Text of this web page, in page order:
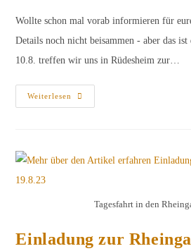
Wollte schon mal vorab informieren für
Details noch nicht beisammen - aber das
10.8. treffen wir uns in Rüdesheim zur…
Weiterlesen
10.8.24
–
Im
Rheingau
Tagesfahrt in den
Einladung zur